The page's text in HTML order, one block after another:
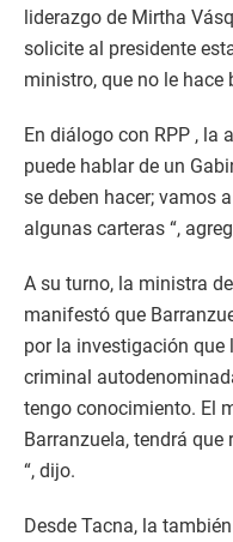
liderazgo de Mirtha
solicite al presidente
ministro, que no le hace
En diálogo con RPP , la
puede hablar de un
se deben hacer; vamos
algunas carteras “,
A su turno, la ministra
manifestó que
por la investigación
criminal
tengo conocimiento. El
Barranzuela, tendrá que
“, dijo.
Desde Tacna, la